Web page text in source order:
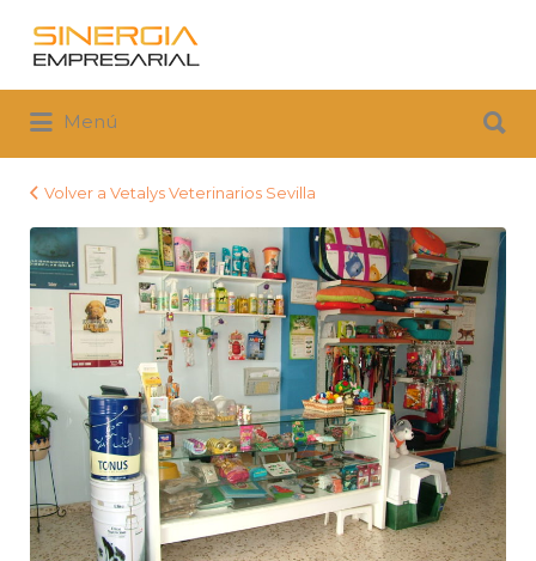
Buscar
por:
Menú
por:
Volver a Vetalys Veterinarios Sevilla